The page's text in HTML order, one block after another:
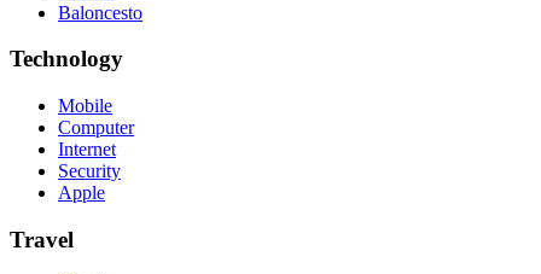
Baloncesto
Technology
Mobile
Computer
Internet
Security
Apple
Travel